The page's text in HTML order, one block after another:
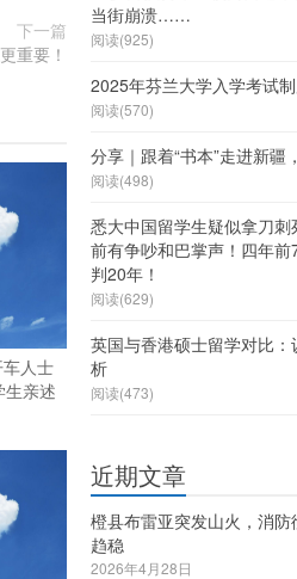
下一篇
重要！
人士
生亲述
当街崩溃……
阅读(925)
2025年芬兰大学入学考试
阅读(570)
分享｜跟着“书本”走进新疆
阅读(498)
悉大中国留学生疑似拿刀
前有争吵和巴掌声！四年
判20年！
阅读(629)
英国与香港硕士留学对比
析
阅读(473)
近期文章
橙县布雷亚突发山火，消
趋稳
2026年4月28日